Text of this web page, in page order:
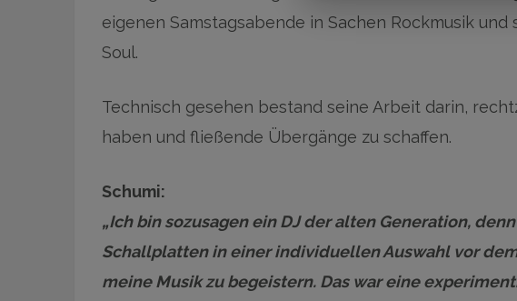
eigenen Samstagsabende in Sachen Rockmusik
Soul.
Technisch gesehen bestand seine Arbeit darin,
haben und fließende Übergänge zu schaffen.
Schumi:
„Ich bin sozusagen ein DJ der alten Generation,
Schallplatten in einer individuellen Auswahl vor
meine Musik zu begeistern. Das war eine